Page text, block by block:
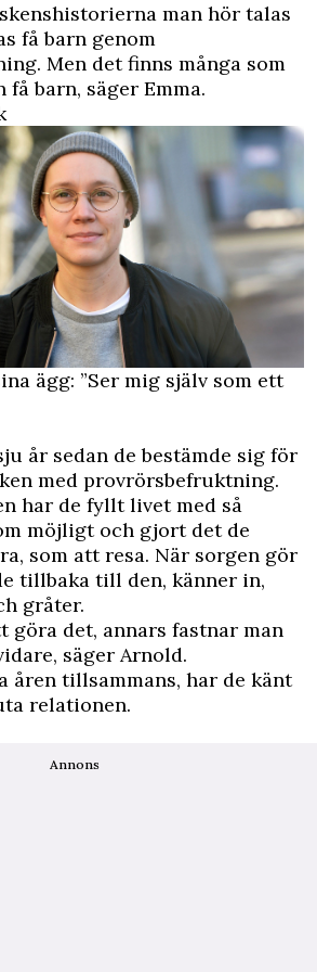
man hör talas
få barn genom
Men det finns många som
få barn, säger Emma.
ägg: ”Ser mig själv som ett
år sedan de bestämde sig för
med provrörsbefruktning.
har de fyllt livet med så
möjligt och gjort det de
som att resa. När sorgen gör
tillbaka till den, känner in,
gråter.
göra det, annars fastnar man
säger Arnold.
åren tillsammans, har de känt
relationen.
Annons